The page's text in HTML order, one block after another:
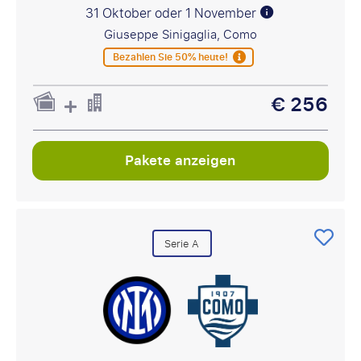
31 Oktober oder 1 November
Giuseppe Sinigaglia, Como
Bezahlen Sie 50% heute!
€ 256
Pakete anzeigen
Serie A